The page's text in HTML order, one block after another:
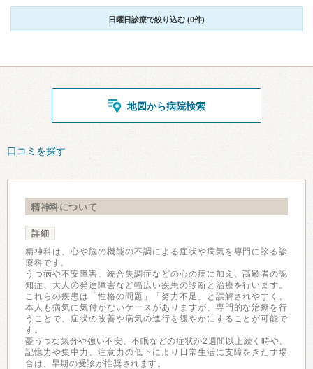
日曜日診療で絞り込む (0件)
地図から病院検索
口コミを探す
精神科について
詳細
精神科は、心や脳の機能の不調による症状や病気を専門に診る診
療科です。
うつ病や不安障害、統合失調症などの心の病に加え、高齢者の認
知症、大人の発達障害など幅広い疾患の診断と治療を行います。
これらの疾患は「性格の問題」「努力不足」と誤解されやすく、
本人も病気に気付かないケースがありますが、専門的な治療を行
うことで、症状の改善や病気の進行を緩やかにすることが可能で
す。
憂うつな気分や強い不安、不眠などの症状が2週間以上続く時や、
記憶力や集中力、注意力の低下により日常生活に支障をきたす場
合は、早期の受診が推奨されます。